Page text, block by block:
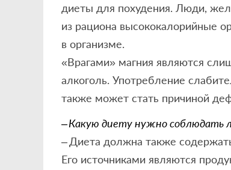
диеты для похудения. Люди,
из рациона высококалорийные
в организме.
«Врагами» магния являются
алкоголь. Употребление
также может стать причиной
– Какую диету нужно соблюдать
– Диета должна также
Его источниками являются